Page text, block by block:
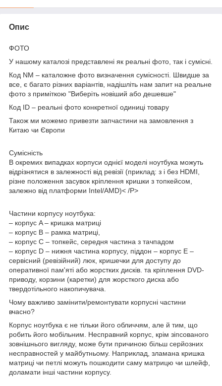
Опис
ФОТО
У нашому каталозі представлені як реальні фото, так і сумісні.
Код NM – каталожне фото визначення сумісності. Швидше за
все, є багато різних варіантів, надішліть нам запит на реальне
фото з приміткою "Виберіть новіший або дешевше"
Код ID – реальні фото конкретної одиниці товару
Також ми можемо привезти запчастини на замовлення з
Китаю чи Європи
Сумісність
В окремих випадках корпуси однієї моделі ноутбука можуть
відрізнятися в залежності від ревізії (приклад: з і без HDMI,
різне положення засувок кріплення кришки з топкейсом,
залежно від платформи Intel/AMD)< /P>
Частини корпусу ноутбука:
– корпус A – кришка матриці
– корпус B – рамка матриці,
– корпус C – топкейс, середня частина з тачпадом
– корпус D – нижня частина корпусу, піддон – корпус E –
сервісний (ревізійний) люк, кришечки для доступу до
оперативної пам'яті або жорстких дисків. та кріплення DVD-
приводу, корзини (каретки) для жорсткого диска або
твердотільного накопичувача.
Чому важливо замінити/ремонтувати корпусні частини
вчасно?
Корпус ноутбука є не тільки його обличчям, але й тим, що
робить його мобільним. Несправний корпус, крім зіпсованого
зовнішнього вигляду, може бути причиною більш серйозних
несправностей у майбутньому. Наприклад, зламана кришка
матриці чи петлі можуть пошкодити саму матрицю чи шлейф,
доламати інші частини корпусу.